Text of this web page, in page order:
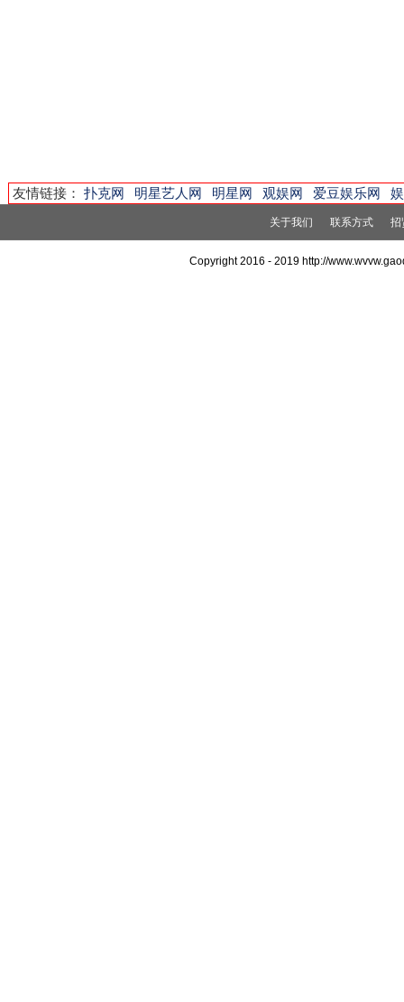
友情链接： 扑克网 明星艺人网 明星网 观娱网 爱豆娱乐网
关于我们 联系方式 招
Copyright 2016 - 2019 http://